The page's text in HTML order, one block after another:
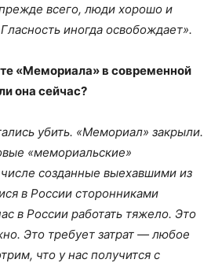
всего, люди хорошо и
иногда освобождает».
«Мемориала» в современной
она сейчас?
убить. «Мемориал» закрыли.
«мемориальские»
созданные выехавшими из
в России сторонниками
в России работать тяжело. Это
Это требует затрат — любое
что у нас получится с